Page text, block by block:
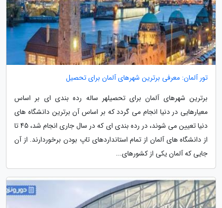
تور آلمان: معرفی برترین شهرهای آلمان برای تحصیل
برترین شهرهای آلمان برای تحصیلهر ساله رده بندی ای بر اساس
معیارهایی در دنیا انجام می گردد که بر اساس آن برترین دانشگاه های
دنیا تعیین می شوند، در رده بندی ای که در سال جاری انجام شد، 45 تا
از دانشگاه های آلمان از تمام استانداردهای تاپ بودن برخوردارند. از آن
جایی که آلمان یکی از کشورهای...